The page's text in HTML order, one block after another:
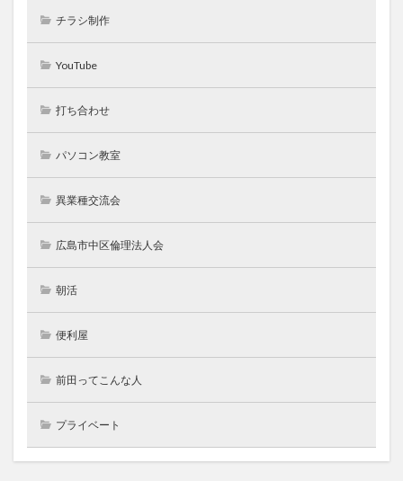
チラシ制作
YouTube
打ち合わせ
パソコン教室
異業種交流会
広島市中区倫理法人会
朝活
便利屋
前田ってこんな人
プライベート